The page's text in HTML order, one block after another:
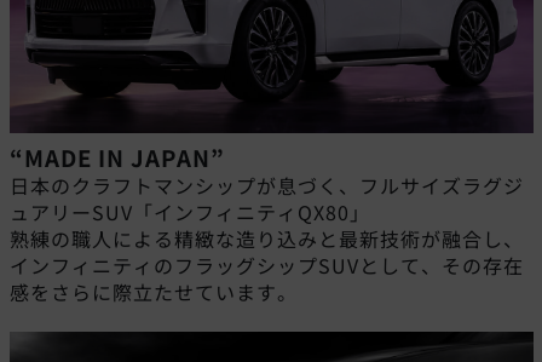
“MADE IN JAPAN”
日本のクラフトマンシップが息づく、フルサイズラグジ
ュアリーSUV「インフィニティQX80」
熟練の職人による精緻な造り込みと最新技術が融合し、
インフィニティのフラッグシップSUVとして、その存在
感をさらに際立たせています。